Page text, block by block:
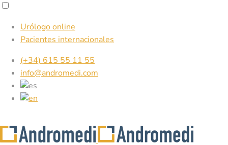
Urólogo online
Pacientes internacionales
(+34) 615 55 11 55
info@andromedi.com